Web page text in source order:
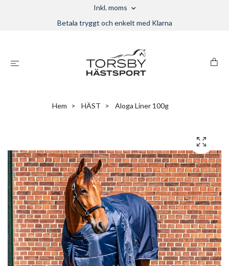
Inkl. moms
Betala tryggt och enkelt med Klarna
Hem HÄST Aloga Liner 100g